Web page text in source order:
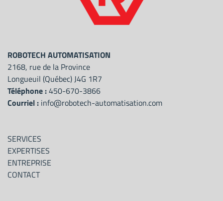
ROBOTECH AUTOMATISATION
2168, rue de la Province
Longueuil (Québec) J4G 1R7
Téléphone :450-670-3866
Courriel : info@robotech-automatisation.com
SERVICES
EXPERTISES
ENTREPRISE
CONTACT